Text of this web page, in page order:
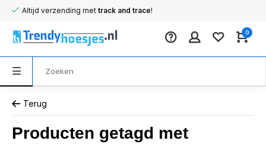
Altijd verzending met track and trace!
0
Terug
Producten getagd met